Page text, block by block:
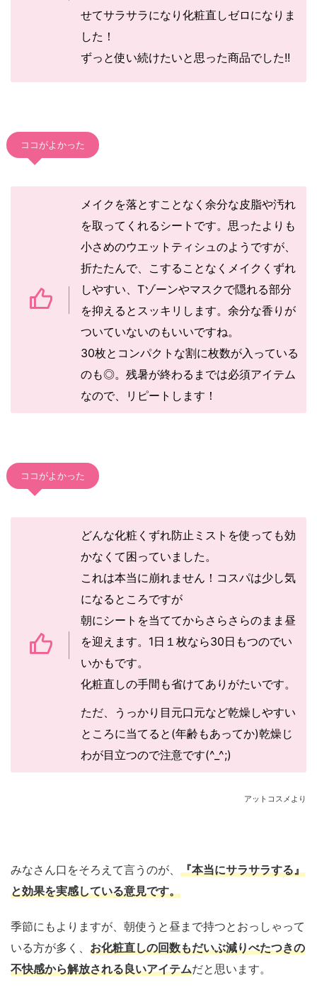
せてサラサラになり化粧直しゼロになりま
した！
ずっと使い続けたいと思った商品でした!!
ココがよかった
メイクを落とすことなく余分な皮脂や汚れ
を取ってくれるシートです。思ったよりも
小さめのウエットティシュのようですが、
折たたんで、こすることなくメイクくずれ
しやすい、Tゾーンやマスクで隠れる部分
を抑えるとスッキリします。余分な香りが
ついていないのもいいですね。
30枚とコンパクトな割に枚数が入っている
のも◎。残暑が終わるまでは必須アイテム
なので、リピートします！
ココがよかった
どんな化粧くずれ防止ミストを使っても効
かなくて困っていました。
これは本当に崩れません！コスパは少し気
になるところですが
朝にシートを当ててからさらさらのまま昼
を迎えます。1日１枚なら30日もつのでい
いかもです。
化粧直しの手間も省けてありがたいです。
ただ、うっかり目元口元など乾燥しやすい
ところに当てると(年齢もあってか)乾燥じ
わが目立つので注意です(^_^;)
アットコスメより
みなさん口をそろえて言うのが、 『本当にサラサラする』
と効果を実感している意見です。
季節にもよりますが、朝使うと昼まで持つとおっしゃって
いる方が多く、 お化粧直しの回数もだいぶ減りべたつきの
不快感から解放される良いアイテムだと思います。